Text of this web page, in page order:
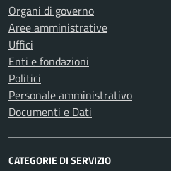
Organi di governo
Aree amministrative
Uffici
Enti e fondazioni
Politici
Personale amministrativo
Documenti e Dati
CATEGORIE DI SERVIZIO